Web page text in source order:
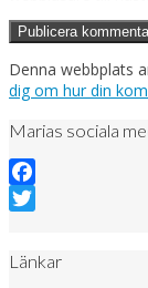
Denna webbplats
dig om hur din
Marias sociala
Facebook
Länkar